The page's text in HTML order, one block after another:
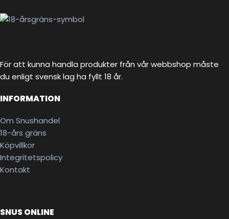
För att kunna handla produkter från vår webbshop måste
du enligt svensk lag ha fyllt 18 år.
INFORMATION
Om Snushandel
18-års gräns
Köpvillkor
Integritetspolicy
Kontakt
SNUS ONLINE